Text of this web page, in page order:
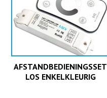
AFSTANDBEDIENINGSSET
LOS ENKELKLEURIG